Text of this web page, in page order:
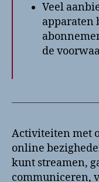
Veel
apparaten
de
Activiteiten met
online
kunt streamen,
communiceren,